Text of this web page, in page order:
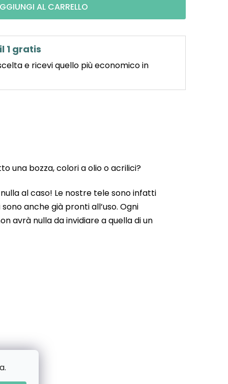
AL CARRELLO
1 gratis
e ricevi quello più economico in
una bozza, colori a olio o acrilici?
al caso! Le nostre tele sono infatti
anche già pronti all’uso. Ogni
avrà nulla da invidiare a quella di un